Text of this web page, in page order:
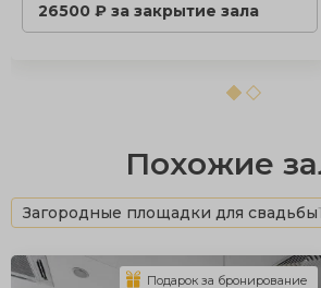
26500 ₽ за закрытие зала
Похожие
Загородные площадки для свадьбы
Подарок за бронирование